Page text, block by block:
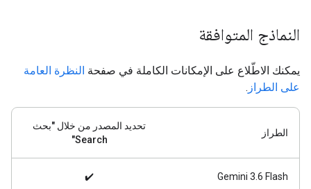
النماذج المتوافقة
يمكنك الاطّلاع على الإمكانات الكاملة في صفحة النظرة العامة
على الطراز .
الطراز
تحديد المصدر من خلال "بحث
Search"
Gemini 3.6 Flash
✔️